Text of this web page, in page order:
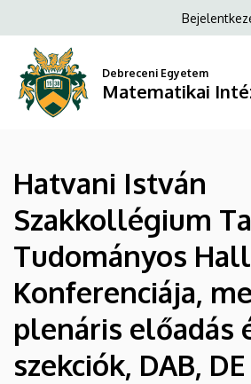
Matematikai
Intézet
a
tartalomra
Anonim
fiók
menüje
Debreceni Egyetem
Matematikai
Hatvani István
Szakkollégium
Tudományos
Konferenciája,
plenáris előadás
szekciók, DAB, DE